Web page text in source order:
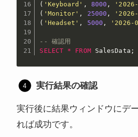
( 'Keyboard' , 8000 ,
( 'Monitor' , 25000 ,
( 'Headset' , 5000 , '2026-
-- 確認用
SELECT * FROM SalesData ;
実行結果の確認
実行後に結果ウィンドウにデ
れば成功です。